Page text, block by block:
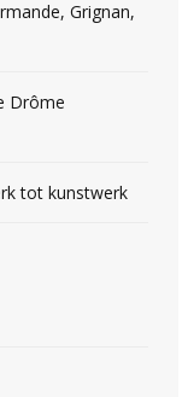
Grignan,
Drôme
tot kunstwerk